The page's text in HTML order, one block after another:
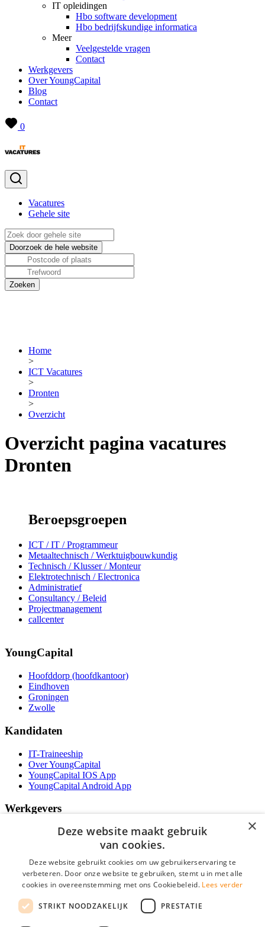
IT opleidingen
Hbo software development
Hbo bedrijfskundige informatica
Meer
Veelgestelde vragen
Contact
Werkgevers
Over YoungCapital
Blog
Contact
0
Vacatures
Gehele site
Home
>
ICT Vacatures
>
Dronten
>
Overzicht
Overzicht pagina vacatures
Dronten
Beroepsgroepen
ICT / IT / Programmeur
Metaaltechnisch / Werktuigbouwkundig
Technisch / Klusser / Monteur
Elektrotechnisch / Electronica
Administratief
Consultancy / Beleid
Projectmanagement
callcenter
YoungCapital
Hoofddorp (hoofdkantoor)
Eindhoven
Groningen
Zwolle
Kandidaten
IT-Traineeship
Over YoungCapital
YoungCapital IOS App
YoungCapital Android App
Werkgevers
Het concept
Contractvormen
Brochure aanvragen
Vacature aanmelden
F.A.Q.
Partners
×
Deze website maakt gebruik
van cookies.
Deze website gebruikt cookies om uw gebruikerservaring te
verbeteren. Door onze website te gebruiken, stemt u in met alle
cookies in overeenstemming met ons Cookiebeleid. Lees verder
STRIKT NOODZAKELIJK PRESTATIE